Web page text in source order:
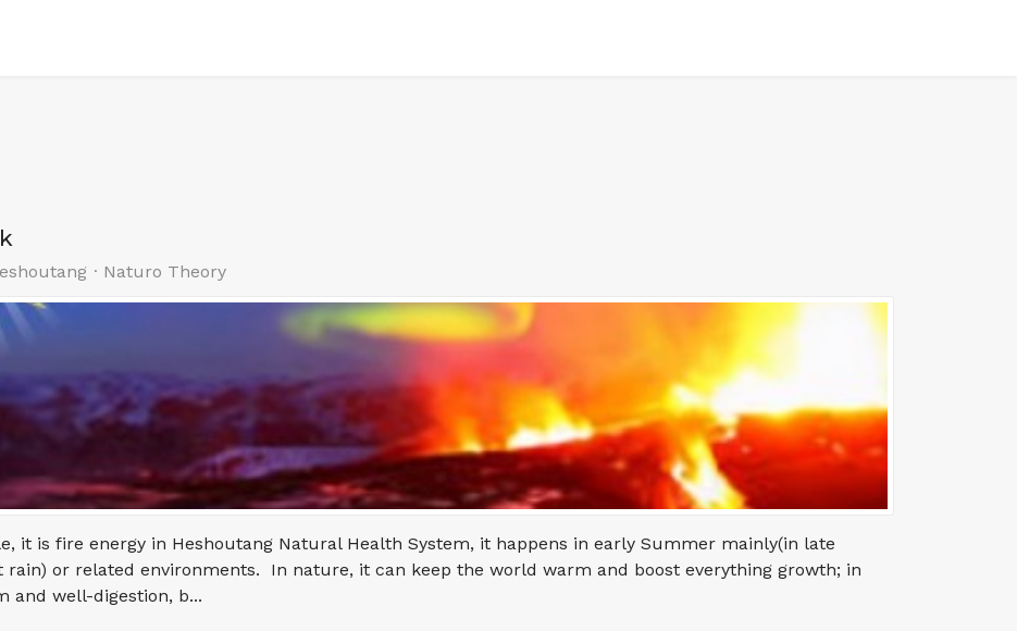
Naturo Theory
it is fire energy in Heshoutang Natural Health System, it happens in early Summer mainly(in late
or related environments. In nature, it can keep the world warm and boost everything growth; in
and well-digestion, b...